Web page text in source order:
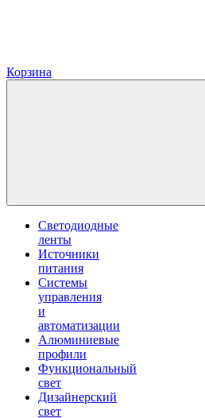
Корзина
Светодиодные
ленты
Источники
питания
Системы
управления
и
автоматизации
Алюминиевые
профили
Функциональный
свет
Дизайнерский
свет